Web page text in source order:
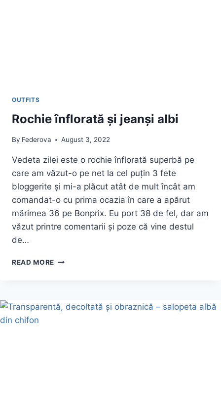
OUTFITS
Rochie înflorată și jeanși albi
By Federova August 3, 2022
Vedeta zilei este o rochie înflorată superbă pe
care am văzut-o pe net la cel puțin 3 fete
bloggerite și mi-a plăcut atât de mult încât am
comandat-o cu prima ocazia în care a apărut
mărimea 36 pe Bonprix. Eu port 38 de fel, dar am
văzut printre comentarii și poze că vine destul
de…
READ MORE ROCHIE